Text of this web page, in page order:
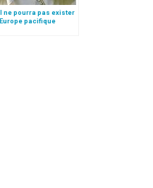
ne pourra pas exister
pacifique